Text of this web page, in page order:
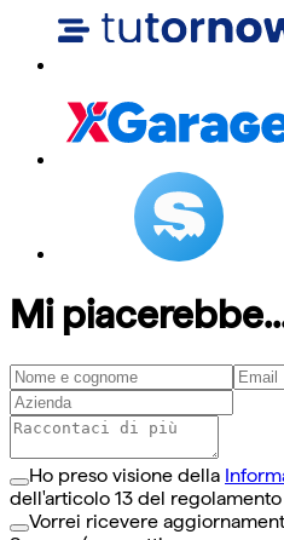
Mi
Ho preso visione della
dell'articolo 13 del
Vorrei ricevere